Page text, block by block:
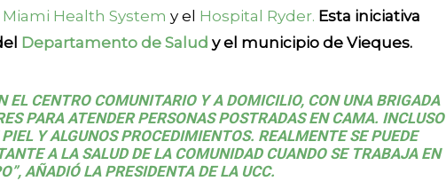
Health System y el Hospital Ryder. Esta iniciativa
Departamento de Salud y el municipio de Vieques.
EL CENTRO COMUNITARIO Y A DOMICILIO, CON UNA BRIGADA
PARA ATENDER PERSONAS POSTRADAS EN CAMA. INCLUSO
Y ALGUNOS PROCEDIMIENTOS. REALMENTE SE PUEDE
A LA SALUD DE LA COMUNIDAD CUANDO SE TRABAJA EN
AÑADIÓ LA PRESIDENTA DE LA UCC.